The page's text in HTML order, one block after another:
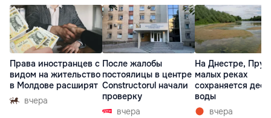
Права иностранцев с
видом на жительство
в Молдове расширят
вчера
После жалобы
постоялицы в центре
Constructorul начали
проверку
вчера
На Днестре,
малых реках
сохраняется
воды
вчера